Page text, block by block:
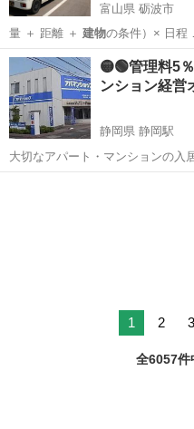
富山県 砺波市
量 ＋ 距離 ＋ 建物の条件）× 日程
富山 砺波市 引っ越し
🟡🟢管理料5
ンション経
静岡県 静岡駅
大切なアパート・マンションの入
ていただきます。 …
1 2 3
全6057件